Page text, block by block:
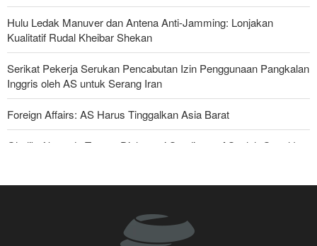
Hulu Ledak Manuver dan Antena Anti-Jamming: Lonjakan
Kualitatif Rudal Kheibar Shekan
Serikat Pekerja Serukan Pencabutan Izin Penggunaan Pangkalan
Inggris oleh AS untuk Serang Iran
Foreign Affairs: AS Harus Tinggalkan Asia Barat
Ghalibaf kepada Trump: Diplomasi Sandiwara AS telah Gagal !
Araghchi kepada Negara Tetangga: Kini Saatnya Andalkan Diri
Sendiri dan Jalin Persaudaraan Sejati